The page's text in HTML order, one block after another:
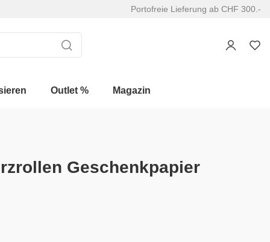
Portofreie Lieferung ab CHF 300.-
Outlet % Magazin
Geschenkpapier